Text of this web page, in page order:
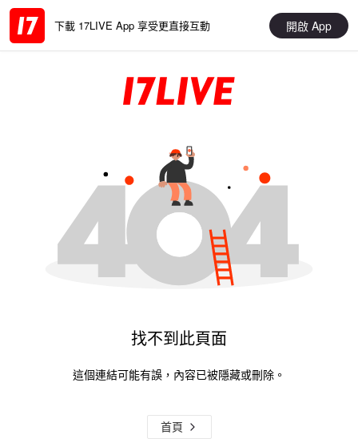
下載 17LIVE App 享受更直接互動 開啟 App
找不到此頁面
這個連結可能有誤，內容已被隱藏或刪除。
首頁